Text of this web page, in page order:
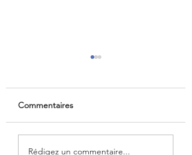
Aéroports marocains :
Commentaires
Rédigez un commentaire...